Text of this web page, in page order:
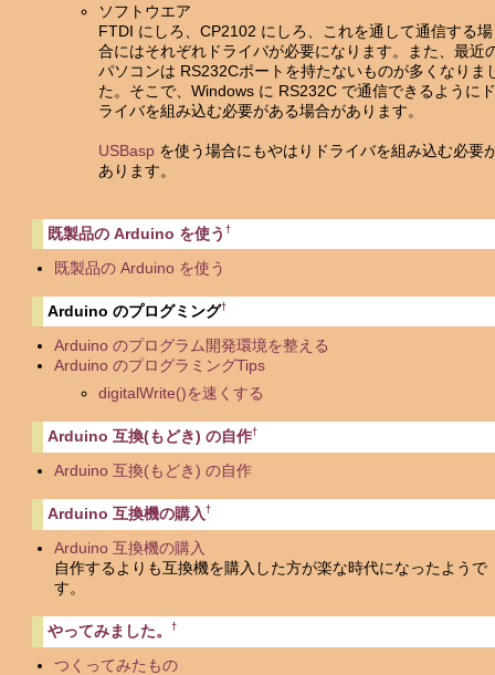
ソフトウエア
FTDI にしろ、CP2102 にしろ、これを通して通信する場
合にはそれぞれドライバが必要になります。また、最近
パソコンは RS232Cポートを持たないものが多くなりま
た。そこで、Windows に RS232C で通信できるようにド
ライバを組み込む必要がある場合があります。
USBaspを使う場合にもやはりドライバを組み込む必要
あります。
既製品の Arduino を使う†
既製品の Arduino を使う
Arduino のプログミング†
Arduino のプログラム開発環境を整える
Arduino のプログラミングTips
digitalWrite()を速くする
Arduino 互換(もどき) の自作†
Arduino 互換(もどき) の自作
Arduino 互換機の購入†
Arduino 互換機の購入
自作するよりも互換機を購入した方が楽な時代になったようで
す。
やってみました。†
つくってみたもの